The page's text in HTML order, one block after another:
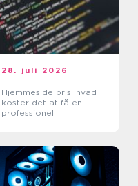
28. juli 2026
Hjemmeside pris: hvad
koster det at få en
professionel